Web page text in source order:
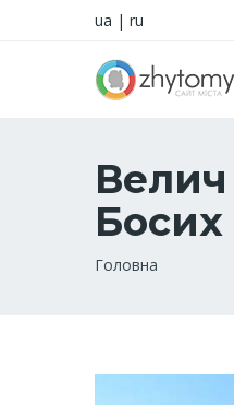
ua | ru
Босих
Рядок
Головна